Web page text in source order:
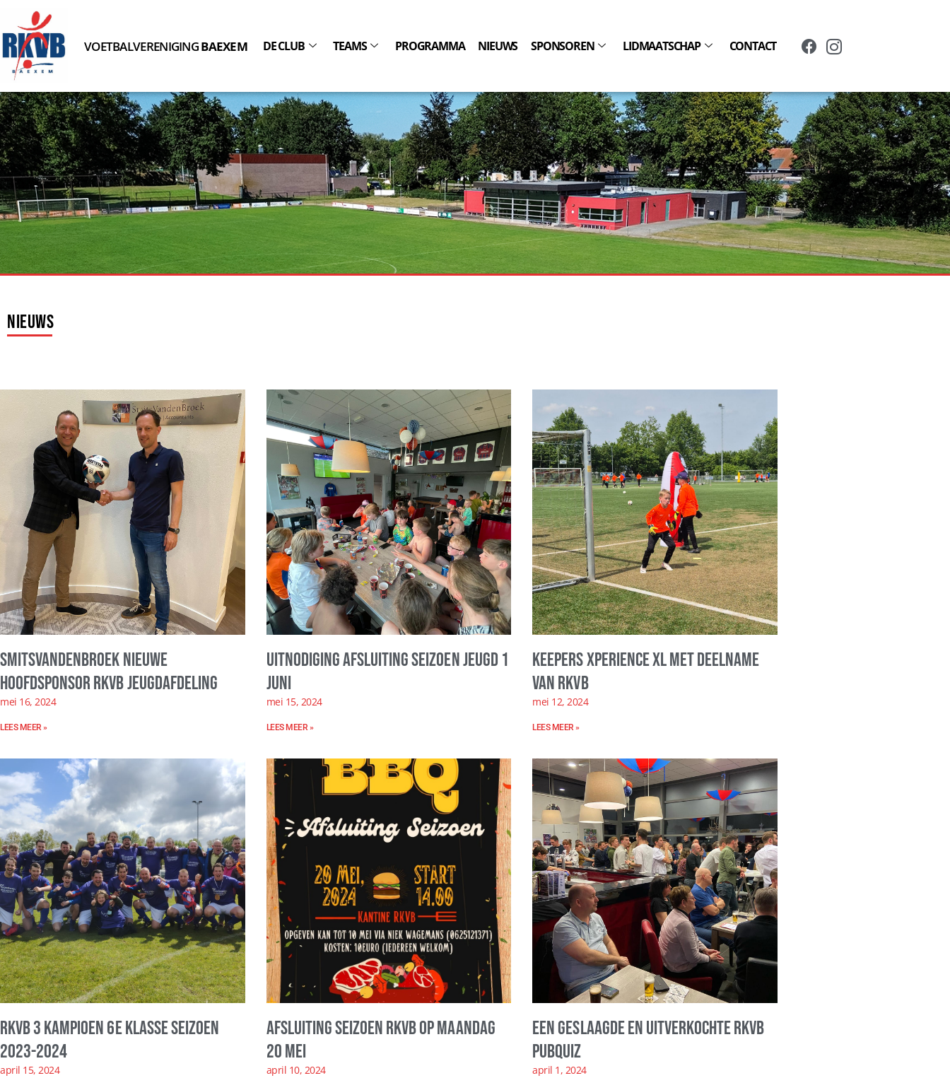
VOETBALVERENIGINGBAEXEM DE CLUB TEAMS PROGRAMMA NIEUWS SPONSOREN LIDMAATSCHAP CONTACT
Nieuws
SmitsVandenBroek nieuwe
hoofdsponsor RKVB jeugdafdeling
mei 16, 2024
LEES MEER »
Uitnodiging afsluiting seizoen jeugd 1
juni
mei 15, 2024
LEES MEER »
Keepers Xperience XL met deelname
van RKVB
mei 12, 2024
LEES MEER »
RKVB 3 kampioen 6e klasse seizoen
2023-2024
april 15, 2024
Afsluiting seizoen RKVB op maandag
20 mei
april 10, 2024
Een geslaagde en uitverkochte RKVB
Pubquiz
april 1, 2024